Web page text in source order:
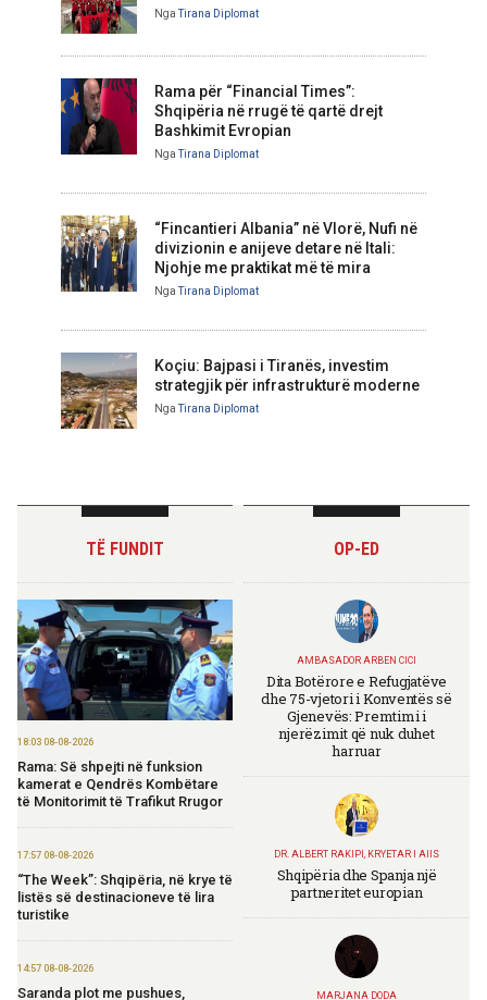
NgaTirana Diplomat
Rama për “Financial Times”:
Shqipëria në rrugë të qartë drejt
Bashkimit Evropian
NgaTirana Diplomat
“Fincantieri Albania” në Vlorë, Nufi në
divizionin e anijeve detare në Itali:
Njohje me praktikat më të mira
NgaTirana Diplomat
Koçiu: Bajpasi i Tiranës, investim
strategjik për infrastrukturë moderne
NgaTirana Diplomat
TË FUNDIT
18:03 08-08-2026
Rama: Së shpejti në funksion
kamerat e Qendrës Kombëtare
të Monitorimit të Trafikut Rrugor
17:57 08-08-2026
“The Week”: Shqipëria, në krye të
listës së destinacioneve të lira
turistike
14:57 08-08-2026
Saranda plot me pushues,
OP-ED
AMBASADOR ARBEN CICI
Dita Botërore e Refugjatëve
dhe 75-vjetori i Konventës së
Gjenevës: Premtimi i
njerëzimit që nuk duhet
harruar
DR. ALBERT RAKIPI, KRYETAR I AIIS
Shqipëria dhe Spanja një
partneritet europian
MARJANA DODA